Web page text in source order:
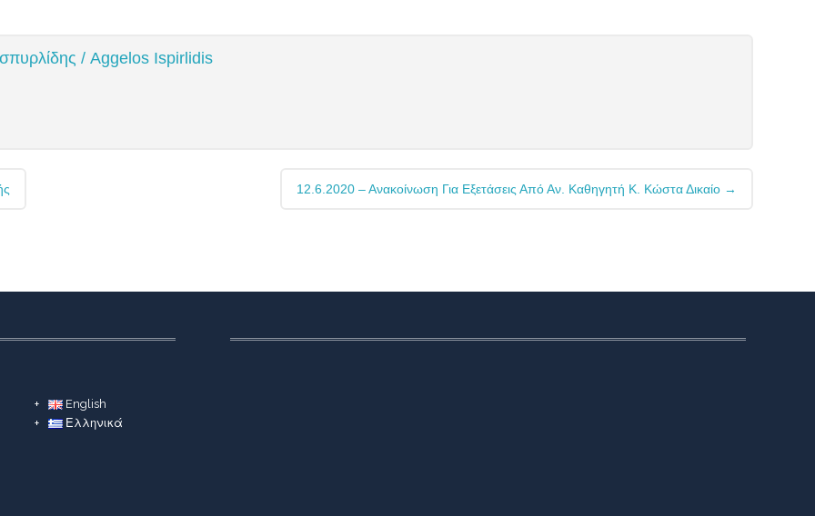
/ Aggelos Ispirlidis
12.6.2020 – Ανακοίνωση Για Εξετάσεις Από Αν. Καθηγητή Κ. Κώστα Δικαίο →
English
Ελληνικά